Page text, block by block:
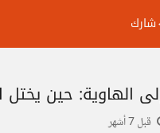
شارك
الهاوية: حين
قبل 7 أشهر